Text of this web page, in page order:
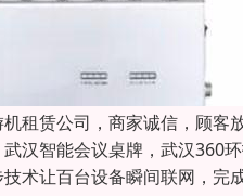
租赁公司，商家诚信，顾客
汉智能会议桌牌，武汉360
术让百台设备瞬间联网，